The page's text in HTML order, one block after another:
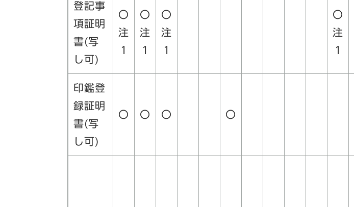
登記事
項証明
書(写
し可)
〇
注
1
〇
注
1
〇
注
1
〇
注
1
印鑑登
録証明
書(写
し可)
〇 〇 〇 〇